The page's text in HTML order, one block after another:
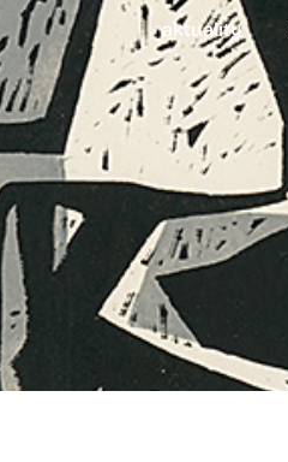
aktuality